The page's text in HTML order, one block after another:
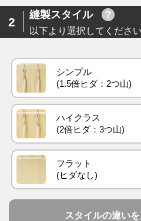
2
縫製スタイル
以下より選択してください
シンプル
ハイクラス
フラット
スタイルの違い